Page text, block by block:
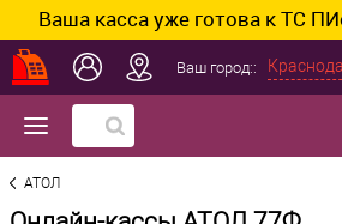
касса уже готова к ТС
Ваш город::
АТОЛ